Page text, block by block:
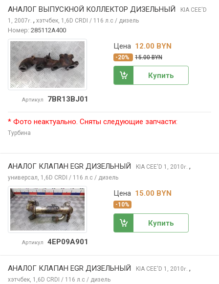
АНАЛОГ ВЫПУСКНОЙ КОЛЛЕКТОР ДИЗЕЛЬНЫЙ
KIA CEE'D
1, 2007г. , хэтчбек, 1,6D CRDI / 116 л.с / дизель
Номер: 285112A400
Артикул 7BR13BJ01
Цена 12.00 BYN
-20% 15.00 BYN
Купить
* Фото неактуально. Сняты следующие запчасти:
Турбина
АНАЛОГ КЛАПАН EGR ДИЗЕЛЬНЫЙ KIA CEE'D 1, 2010г. ,
универсал, 1,6D CRDI / 116 л.с / дизель
Артикул 4EP09A901
Цена 15.00 BYN
-10%
Купить
АНАЛОГ КЛАПАН EGR ДИЗЕЛЬНЫЙ KIA CEE'D 1, 2010г. ,
хэтчбек, 1,6D CRDI / 116 л.с / дизель